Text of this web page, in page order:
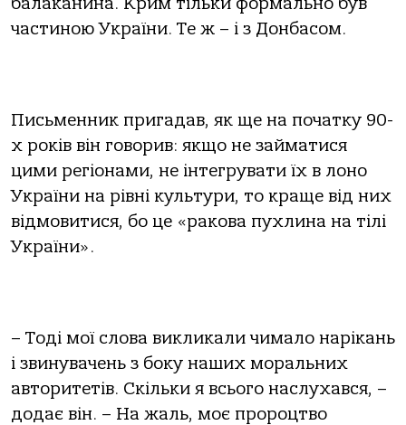
частиною України. Те ж – і з Донбасом.
Письменник пригадав, як ще на початку 90-
х років він говорив: якщо не займатися
цими регіонами, не інтегрувати їх в лоно
України на рівні культури, то краще від них
відмовитися, бо це «ракова пухлина на тілі
України».
– Тоді мої слова викликали чимало нарікань
і звинувачень з боку наших моральних
авторитетів. Скільки я всього наслухався, –
додає він. – На жаль, моє пророцтво